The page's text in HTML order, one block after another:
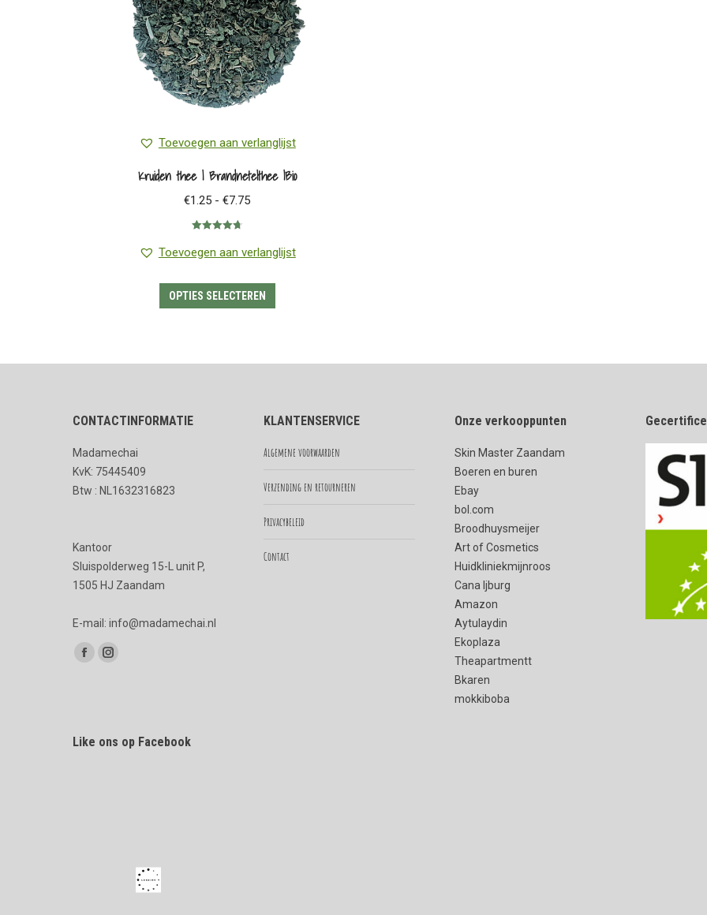
Toevoegen aan verlanglijst
Kruiden thee | Brandnetelthee |Bio
€1.25 - €7.75Prijsklasse:
€7.75
4.75uit 5
Toevoegen aan verlanglijst
OPTIES SELECTEREN
optie
worden
de
CONTACTINFORMATIE
Madamechai
KvK: 75445409
Btw : NL1632316823
Kantoor
Sluispolderweg 15-L unit P,
1505 HJ Zaandam
E-mail: info@madamechai.nl
Vind ons op:
Facebook
new
Instagram
new
KLANTENSERVICE
Algemene voorwaarden
Verzending en retourneren
Privacybeleid
Contact
Onze verkooppunten
Skin Master Zaandam
Boeren en buren
Ebay
bol.com
Broodhuysmeijer
Art of Cosmetics
Huidkliniekmijnroos
Cana Ijburg
Amazon
Aytulaydin
Ekoplaza
Theapartmentt
Bkaren
mokkiboba
Like ons op Facebook